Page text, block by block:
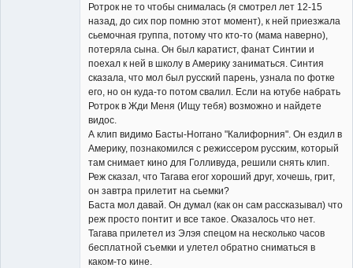
Ротрок не то чтобы снималась (я смотрел лет 12-15
назад, до сих пор помню этот момент), к ней приезжала
сьемочная группа, потому что кто-то (мама наверно),
потеряла сына. Он был каратист, фанат Синтии и
поехал к ней в школу в Америку заниматься. Синтия
сказала, что мол был русский парень, узнала по фотке
его, но он куда-то потом свалил. Если на ютубе набрать
Ротрок в Жди Меня (Ищу тебя) возможно и найдете
видос.
А клип видимо Басты-Ноггано "Калифорния". Он ездил в
Америку, познакомился с режиссером русским, который
там снимает кино для Голливуда, решили снять клип.
Реж сказал, что Тагава егог хороший друг, хочешь, грит,
он завтра прилетит на сьемки?
Баста мол давай. Он думал (как он сам рассказывал) что
реж просто понтит и все такое. Оказалось что нет.
Тагава прилетел из Элэя спецом на несколько часов
бесплатной съемки и улетел обратно сниматься в
каком-то кине.